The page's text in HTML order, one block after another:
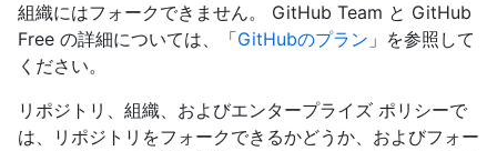
組織にはフォークできません。 GitHub Team と GitHub
Free の詳細については、「GitHubのプラン 」を参照して
ください。
リポジトリ、組織、およびエンタープライズ ポリシーで
は、リポジトリをフォークできるかどうか、およびフォー